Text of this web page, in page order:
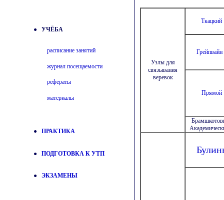
Узлы для
связывания
веревок
Ткацкий
Прямой
● УЧЁБА
расписание занятий
журнал посещаемости
рефераты
материалы
● ПРАКТИКА
● ПОДГОТОВКА К УТП
● ЭКЗАМЕНЫ